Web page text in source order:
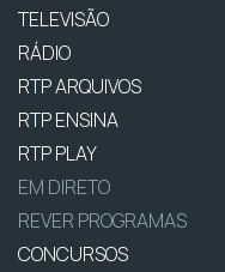
TELEVISÃO
RÁDIO
RTP ARQUIVOS
RTP ENSINA
RTP PLAY
EM DIRETO
REVER PROGRAMAS
CONCURSOS